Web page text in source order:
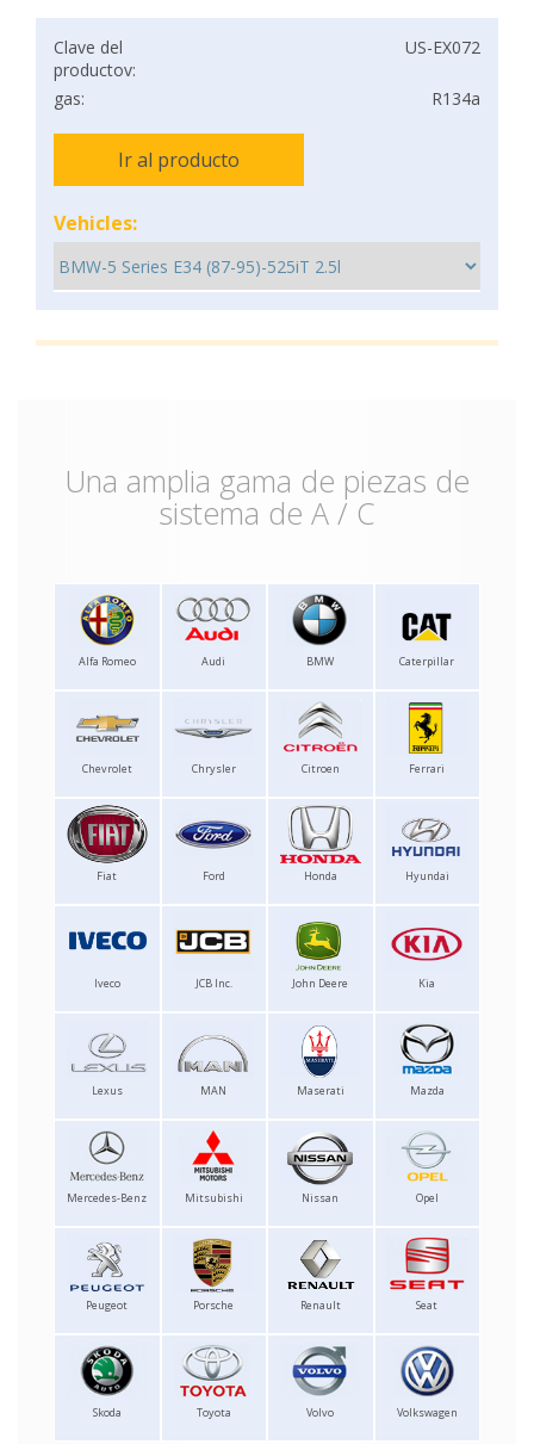
Clave del
productov:
US-EX072
gas: R134a
Ir al producto
Vehicles:
Una amplia gama de piezas de
sistema de A / C
Alfa Romeo Audi BMW Caterpillar
Chevrolet Chrysler Citroen Ferrari
Fiat Ford Honda Hyundai
Iveco JCB Inc. John Deere Kia
Lexus MAN Maserati Mazda
Mercedes-Benz Mitsubishi Nissan Opel
Peugeot Porsche Renault Seat
Skoda Toyota Volvo Volkswagen